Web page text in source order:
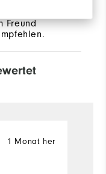
Freund
1 Monat her